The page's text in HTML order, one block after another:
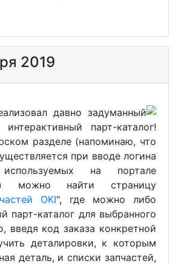
2019
давно задуманный
парт-каталог!
разделе (напоминаю, что
при вводе логина
на портале
можно найти страницу
OKI", где можно либо
парт-каталог для выбранного
введя код заказа конкретной
деталировки, к которым
деталь, и списки запчастей,